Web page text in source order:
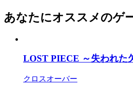
あなたにオススメのゲ
LOST PIECE ～失われた
クロスオーバー